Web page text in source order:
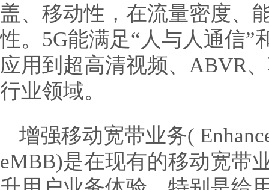
盖、移动性，在流量密度、
性。5G能满足“人与人通信”
应用到超高清视频、ABVR
行业领域。
增强移动宽带业务(
eMBB)是在现有的移动宽带